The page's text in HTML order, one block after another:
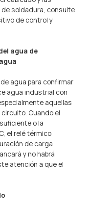
de soldadura, consulte
de control y
agua de
agua para confirmar
agua industrial con
aquellas
Cuando el
o la
el relé térmico
de carga
y no habrá
atención a que el